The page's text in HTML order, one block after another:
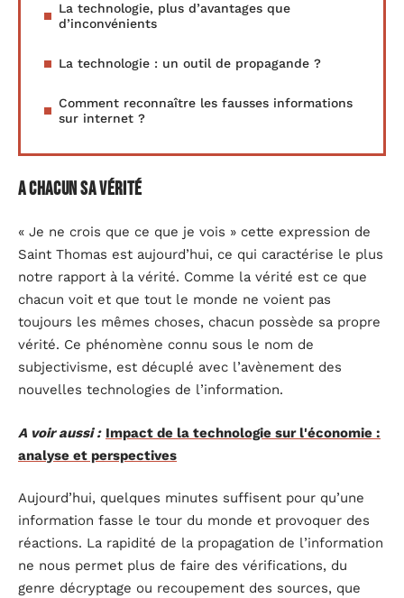
La technologie, plus d’avantages que
d’inconvénients
La technologie : un outil de propagande ?
Comment reconnaître les fausses informations
sur internet ?
A chacun sa vérité
« Je ne crois que ce que je vois » cette expression de
Saint Thomas est aujourd’hui, ce qui caractérise le plus
notre rapport à la vérité. Comme la vérité est ce que
chacun voit et que tout le monde ne voient pas
toujours les mêmes choses, chacun possède sa propre
vérité. Ce phénomène connu sous le nom de
subjectivisme, est décuplé avec l’avènement des
nouvelles technologies de l’information.
A voir aussi : Impact de la technologie sur l'économie :
analyse et perspectives
Aujourd’hui, quelques minutes suffisent pour qu’une
information fasse le tour du monde et provoquer des
réactions. La rapidité de la propagation de l’information
ne nous permet plus de faire des vérifications, du
genre décryptage ou recoupement des sources, que